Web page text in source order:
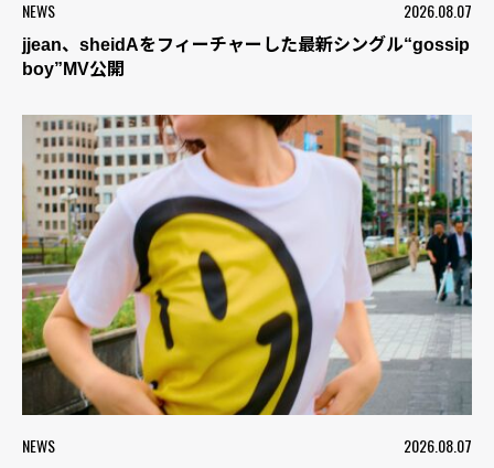
NEWS 2026.08.07
jjean、sheidAをフィーチャーした最新シングル“gossip
boy”MV公開
NEWS 2026.08.07